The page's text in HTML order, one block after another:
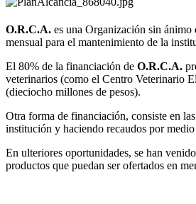
O.R.C.A. es una Organización sin ánimo
mensual para el mantenimiento de la
El 80% de la financiación de O.R.C.A.
veterinarios (como el Centro Veterinario
(dieciocho millones de pesos).
Otra forma de financiación, consiste en
institución y haciendo recaudos por
En ulteriores oportunidades, se han
productos que puedan ser ofertados en